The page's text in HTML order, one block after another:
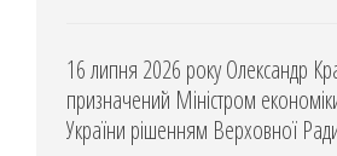
16 липня 2026 року Олександр
призначений Міністром
України рішенням Верховної